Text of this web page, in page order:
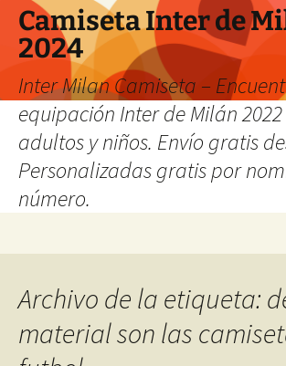
Camiseta Inter de
2024
Inter Milan Camiseta –
equipación Inter de Milán
adultos y niños. Envío gratis
Personalizadas gratis por
número.
Archivo de la etiqueta:
material son las